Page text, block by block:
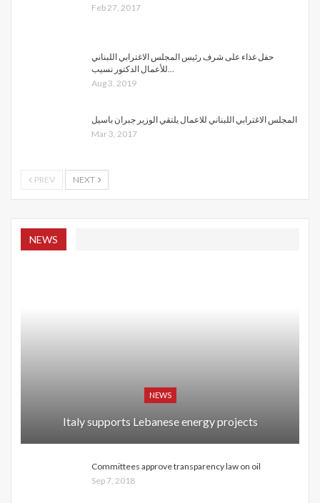
Feb 27, 2017
حفل غذاء على شرف رئيس المجلس الاغترابي اللبناني
Aug 3, 2019
المجلس الاغترابي اللبناني للاعمال يلتقي الوزير جبران باسيل
Mar 3, 2017
PREV NEXT
NEWS
NEWS
Italy supports Lebanese energy projects
Committees approve transparency law on oil
Sep 7, 2018